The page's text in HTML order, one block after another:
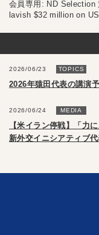
会員専用: ND
lavish $32 million on
2026/06/23 TOPICS
2026年猿田代表の講演
2026/06/24 MEDIA
【米イラン停戦】「
新外交イニシアティブ